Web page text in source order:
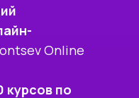
Online
курсов по